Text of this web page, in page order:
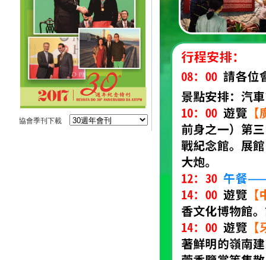
協會季刊下載